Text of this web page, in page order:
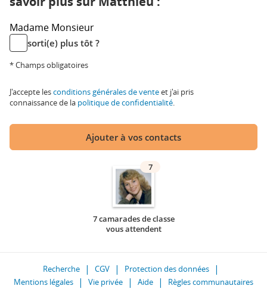
Madame Monsieur
sorti(e) plus tôt ?
* Champs obligatoires
J'accepte lesconditions générales de venteet j'ai pris
connaissance de la politique de confidentialité.
Ajouter à vos contacts
7
7 camarades de classe
vous attendent
Recherche CGV
Protection des données
Mentions légales
Vie privée Aide
Règles communautaires